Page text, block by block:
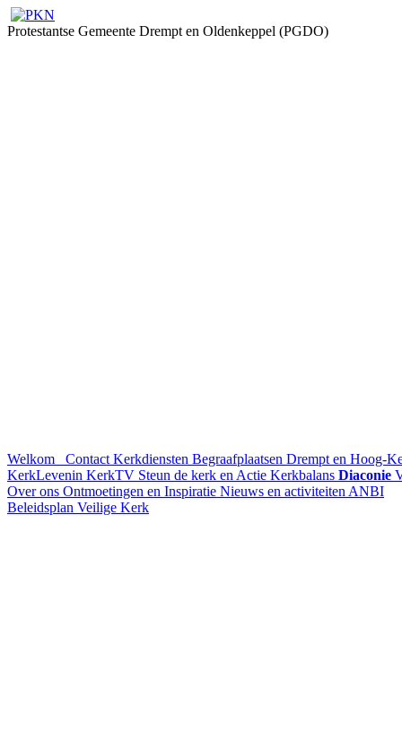
Protestantse Gemeente Drempt en Oldenkeppel (PGDO)
Welkom Contact Kerkdiensten Begraafplaatsen Drempt en Hoog-
KerkLevenin KerkTV Steun de kerk en Actie Kerkbalans Diaconie
Over ons Ontmoetingen en Inspiratie Nieuws en activiteiten ANBI
Beleidsplan Veilige Kerk